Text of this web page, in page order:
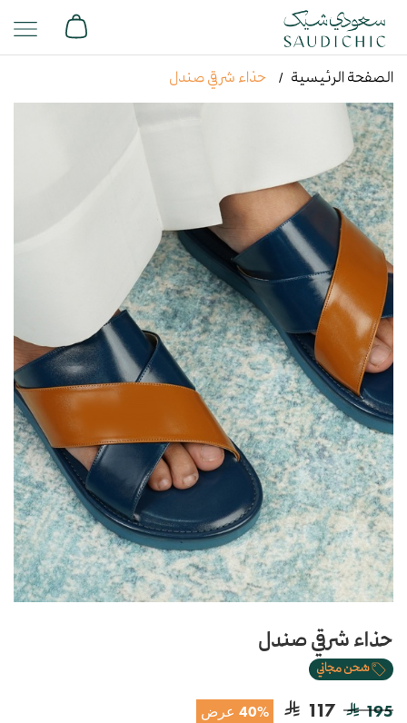
الصفحة الرئيسية حذاء شرقي صندل
حذاء شرقي صندل
شحن مجاني
195
117 40% عرض